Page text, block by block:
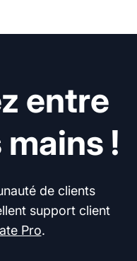
entre
!
de clients
support client
Pro.